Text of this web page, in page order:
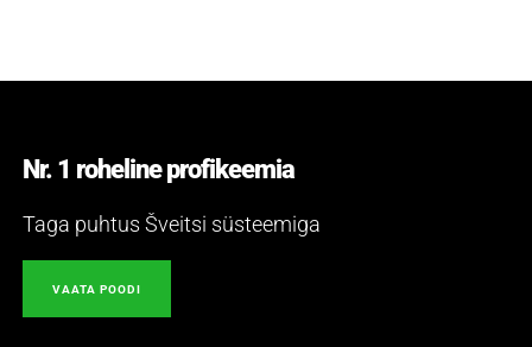
Nr. 1 roheline profikeemia
Taga puhtus Šveitsi süsteemiga
VAATA POODI